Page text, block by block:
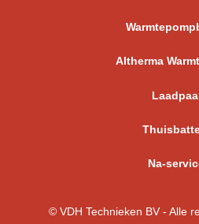
Altherma
Na-
© VDH Technieken BV - Alle